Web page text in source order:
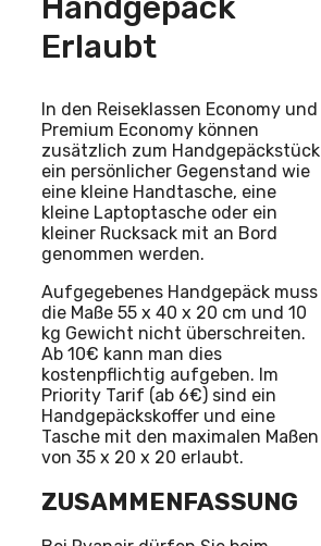
Erlaubt
In den Reiseklassen Economy und
Premium Economy können
zusätzlich zum Handgepäckstück
ein persönlicher Gegenstand wie
eine kleine Handtasche, eine
kleine Laptoptasche oder ein
kleiner Rucksack mit an Bord
genommen werden.
Aufgegebenes Handgepäck muss
die Maße 55 x 40 x 20 cm und 10
kg Gewicht nicht überschreiten.
Ab 10€ kann man dies
kostenpflichtig aufgeben. Im
Priority Tarif (ab 6€) sind ein
Handgepäckskoffer und eine
Tasche mit den maximalen Maßen
von 35 x 20 x 20 erlaubt.
ZUSAMMENFASSUNG